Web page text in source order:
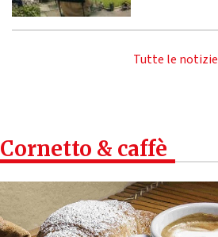
Tutte le notizie
Cornetto & caffè